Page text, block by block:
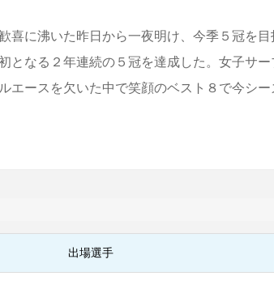
喜に沸いた昨日から一夜明け、今季５冠を目
となる２年連続の５冠を達成した。女子サー
エースを欠いた中で笑顔のベスト８で今シー
出場選手